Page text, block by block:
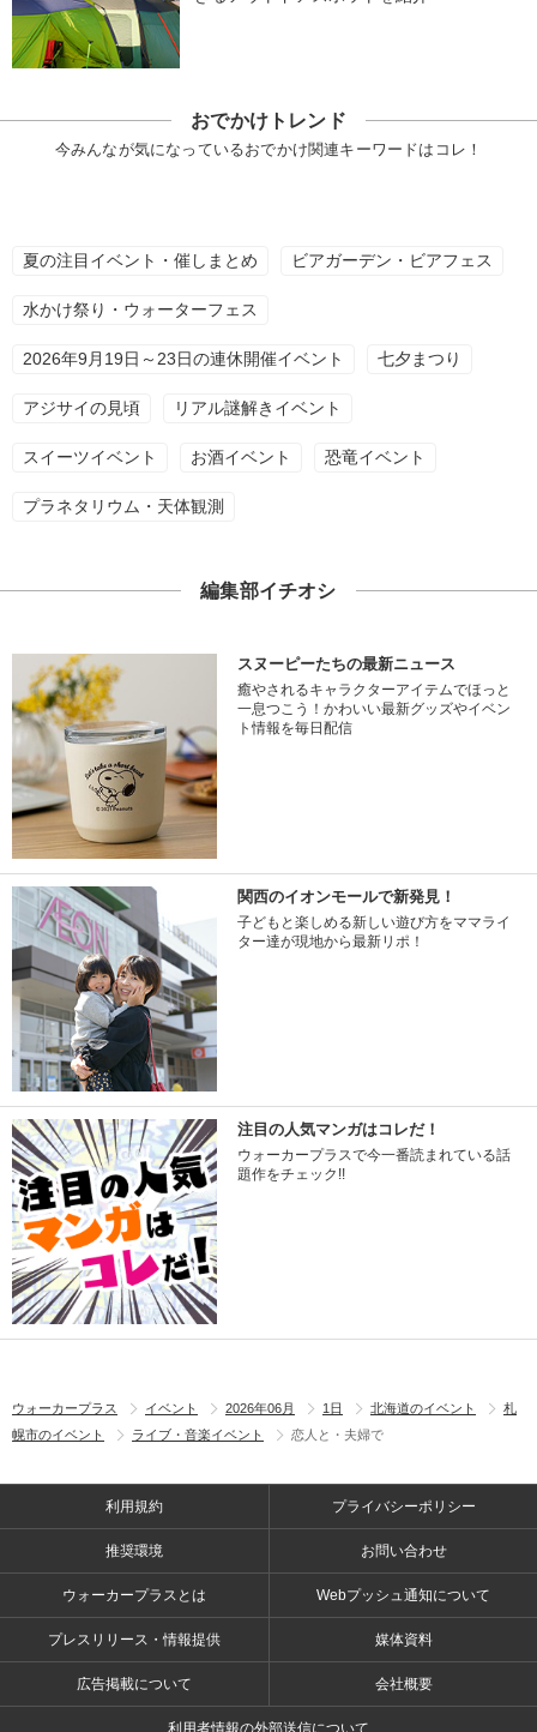
おでかけトレンド
今みんなが気になっているおでかけ関連キーワードはコレ！
夏の注目イベント・催しまとめ ビアガーデン・ビアフェス
水かけ祭り・ウォーターフェス
2026年9月19日～23日の連休開催イベント 七夕まつり
アジサイの見頃 リアル謎解きイベント
スイーツイベント お酒イベント 恐竜イベント
プラネタリウム・天体観測
編集部イチオシ
スヌーピーたちの最新ニュース
癒やされるキャラクターアイテムでほっと
一息つこう！かわいい最新グッズやイベン
ト情報を毎日配信
関西のイオンモールで新発見！
子どもと楽しめる新しい遊び方をママライ
ター達が現地から最新リポ！
注目の人気マンガはコレだ！
ウォーカープラスで今一番読まれている話
題作をチェック!!
ウォーカープラス イベント 2026年06月 1日 北海道のイベント
札
幌市のイベント
ライブ・音楽イベント 恋人と・夫婦で
利用規約 プライバシーポリシー
推奨環境 お問い合わせ
ウォーカープラスとは Webプッシュ通知について
プレスリリース・情報提供 媒体資料
広告掲載について 会社概要
利用者情報の外部送信について